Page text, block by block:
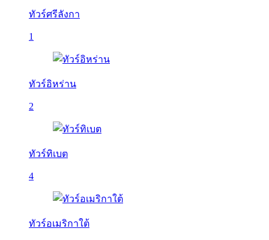
ทัวร์ศรีลังกา
1
ทัวร์อิหร่าน
2
ทัวร์ทิเบต
4
ทัวร์อเมริกาใต้